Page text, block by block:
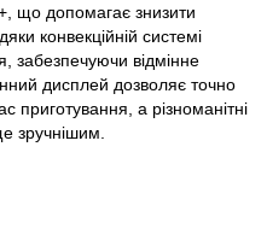
що допомагає знизити
конвекційній системі
забезпечуючи відмінне
дисплей дозволяє точно
приготування, а різноманітні
зручнішим.